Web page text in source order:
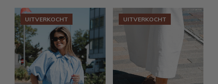
UITVERKOCHT UITVERKOCHT